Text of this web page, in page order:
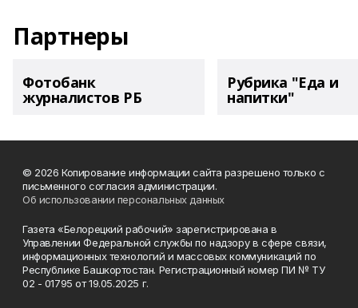
Партнеры
Фотобанк
журналистов РБ
Рубрика "Еда и
напитки"
© 2026 Копирование информации сайта разрешено только с
письменного согласия администрации.
Об использовании персональных данных
Газета «Белорецкий рабочий» зарегистрирована в
Управлении Федеральной службы по надзору в сфере связи,
информационных технологий и массовых коммуникаций по
Республике Башкортостан. Регистрационный номер ПИ № ТУ
02 - 01795 от 19.05.2025 г.